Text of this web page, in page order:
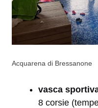
Acquarena di Bressanone
vasca
8 corsie